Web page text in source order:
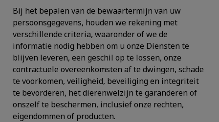
Bij het bepalen van de bewaartermijn van uw
persoonsgegevens, houden we rekening met
verschillende criteria, waaronder of we de
informatie nodig hebben om u onze Diensten te
blijven leveren, een geschil op te lossen, onze
contractuele overeenkomsten af te dwingen, schade
te voorkomen, veiligheid, beveiliging en integriteit
te bevorderen, het dierenwelzijn te garanderen of
onszelf te beschermen, inclusief onze rechten,
eigendommen of producten.